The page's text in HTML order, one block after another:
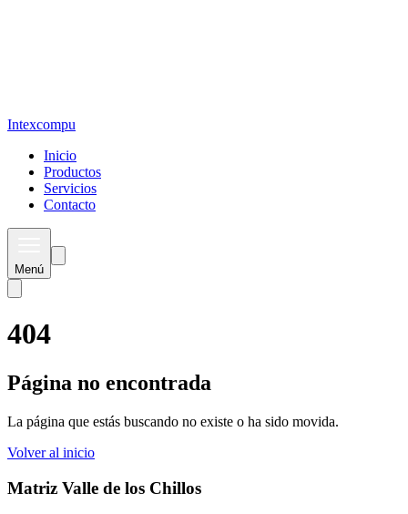
Intexcompu
Inicio
Productos
Servicios
Contacto
Menú
404
Página no encontrada
La página que estás buscando no existe o ha sido movida.
Volver al inicio
Matriz Valle de los Chillos